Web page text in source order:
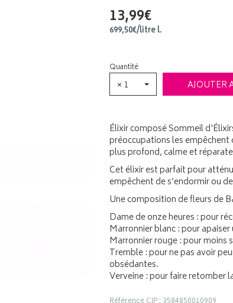
13,99€
699,50€/litrel.
Quantité
× 1 AJOUTER
Élixir composé Sommeil
préoccupations les
plus profond, calme et
Cet élixir est parfait pour
empêchent de s’endormir ou
Une composition de fleurs de
Dame de onze heures : pour
Marronnier blanc : pour
Marronnier rouge : pour moins
Tremble : pour ne pas avoir
obsédantes.
Verveine : pour faire retomber